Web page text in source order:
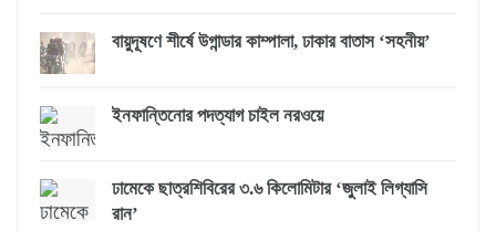
বায়ুদূষণে শীর্ষে উগান্ডার কাম্পালা, ঢাকার বাতাস ‘সহনীয়’
ইনফান্তিনোর পদত্যাগ চাইল নরওয়ে
ঢামেকে ছাত্রশিবিরের ৩.৬ কিলোমিটার ‘জুলাই লিগ্যাসি
রান’